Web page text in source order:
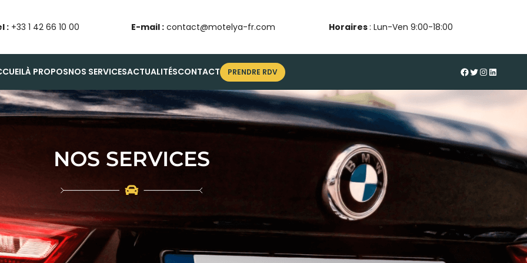
:+33 1 42 66 10 00 E-mail : contact@motelya-fr.com Horaires: Lun-Ven 9:00-18:00
À PROPOSNOS SERVICESACTUALITÉSCONTACT PRENDRE RDV #Twitter InstagramLinkedIn
NOS SERVICES